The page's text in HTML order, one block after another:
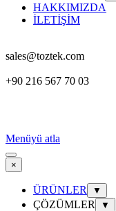
HAKKIMIZDA
İLETİŞİM
sales@toztek.com
+90 216 567 70 03
Menüyü atla
×
ÜRÜNLER ▼
ÇÖZÜMLER ▼